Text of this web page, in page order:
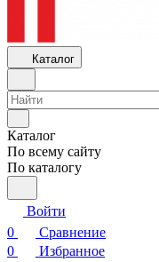
Каталог
Каталог
По всему сайту
По каталогу
Войти
0
Сравнение
0
Избранное